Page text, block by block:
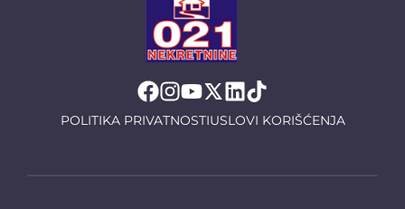
POLITIKA PRIVATNOSTIUSLOVI KORIŠĆENJA